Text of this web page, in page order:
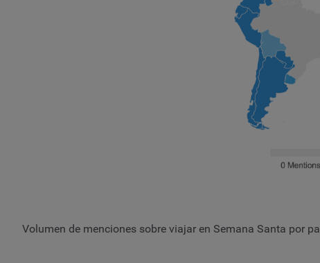
Volumen de menciones sobre viajar en Semana Santa por